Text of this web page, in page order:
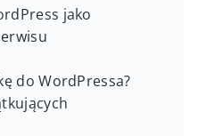
jako
do WordPressa?